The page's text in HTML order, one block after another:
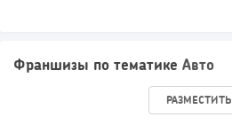
Франшизы по тематике Авто
РАЗМЕСТИТЬ